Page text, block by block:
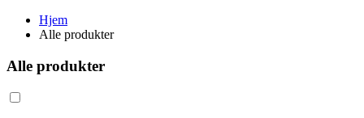
Hjem
Alle produkter
Alle produkter